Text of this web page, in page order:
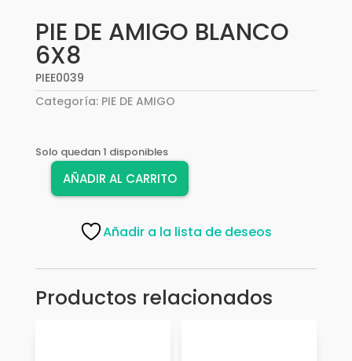
PIE DE AMIGO BLANCO
6X8
PIEE0039
Categoría: PIE DE AMIGO
Solo quedan 1 disponibles
AÑADIR AL CARRITO
Añadir a la lista de deseos
Productos relacionados